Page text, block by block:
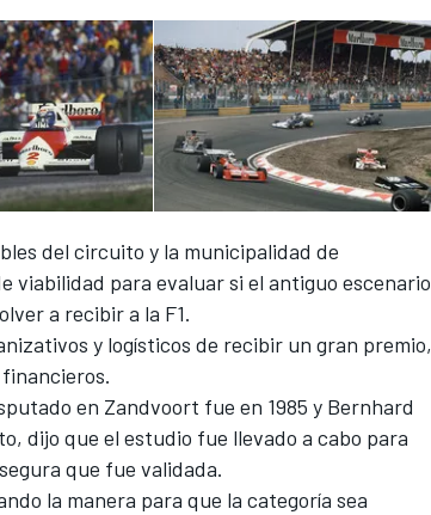
del circuito y la municipalidad de
viabilidad para evaluar si el antiguo escenario
a recibir a la F1.
y logísticos de recibir un gran premio,
en Zandvoort fue en 1985 y Bernhard
dijo que el estudio fue llevado a cabo para
que fue validada.
la manera para que la categoría sea